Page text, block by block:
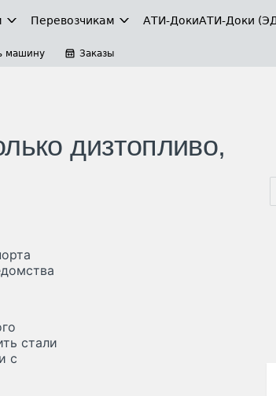
Перевозчикам АТИ-ДокиАТИ-Доки
машину Заказы
дизтопливо,
стали
с